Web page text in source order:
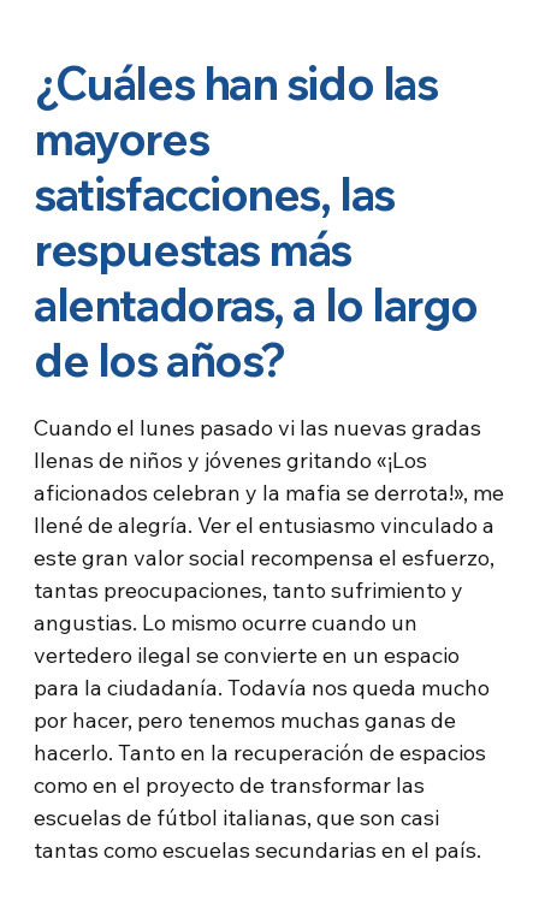
¿Cuáles han sido las
mayores
satisfacciones, las
respuestas más
alentadoras, a lo largo
de los años?
Cuando el lunes pasado vi las nuevas gradas
llenas de niños y jóvenes gritando «¡Los
aficionados celebran y la mafia se derrota!», me
llené de alegría. Ver el entusiasmo vinculado a
este gran valor social recompensa el esfuerzo,
tantas preocupaciones, tanto sufrimiento y
angustias. Lo mismo ocurre cuando un
vertedero ilegal se convierte en un espacio
para la ciudadanía. Todavía nos queda mucho
por hacer, pero tenemos muchas ganas de
hacerlo. Tanto en la recuperación de espacios
como en el proyecto de transformar las
escuelas de fútbol italianas, que son casi
tantas como escuelas secundarias en el país.